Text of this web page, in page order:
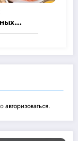
авторизоваться.